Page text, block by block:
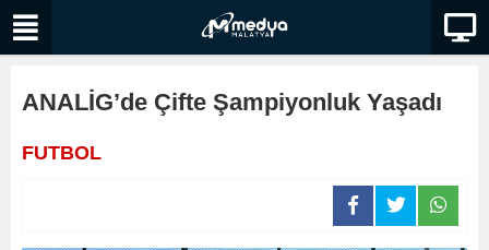
ANALİG’de Çifte Şampiyonluk Yaşadı
FUTBOL